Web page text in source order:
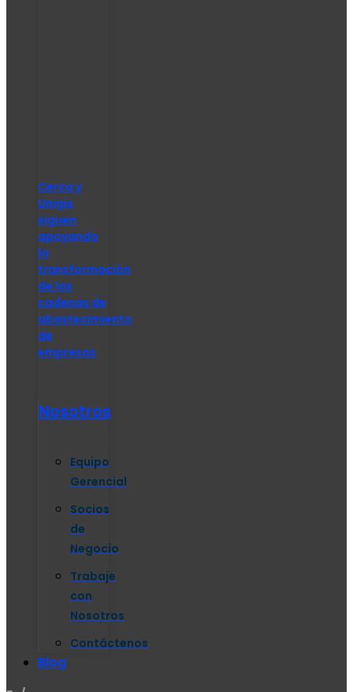
Cerca y
Unigis
siguen
apoyando
la
transformación
de las
cadenas de
abastecimiento
de
empresas
Nosotros
Equipo
Gerencial
Socios
de
Negocio
Trabaje
con
Nosotros
Contáctenos
Blog